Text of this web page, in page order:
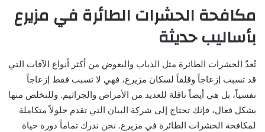
مكافحة الحشرات الطائرة في مزيرع
بأساليب حديثة
تُعدّ الحشرات الطائرة مثل الذباب والبعوض من أكثر أنواع الآفات التي
قد تسبب إزعاجاً وقلقاً لسكان مزيرع، فهي لا تسبب فقط إزعاجاً
نفسياً، بل هي أيضاً ناقلة للعديد من الأمراض والجراثيم. وللتخلص منها
بشكل فعال، فإنك تحتاج إلى شركة البيان التي تقدم حلولاً متكاملة
لمكافحة الحشرات الطائرة في مزيرع. نحن ندرك تماماً دورة حياة